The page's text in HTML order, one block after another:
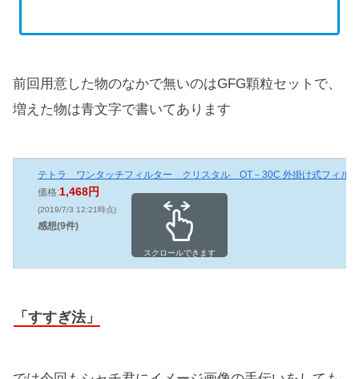
前回用意した物のなかで無いのはGFG顆粒セットで、
増えた物は青文字で書いてあります
テトラ ワンタッチフィルター クリスタル OT－30C 外掛け式フィル
価格:1,468円
(2019/7/3 12:21時点)
感想(9件)
スクロールできます
「すすぎ法」